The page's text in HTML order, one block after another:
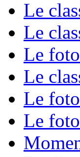
Le
Le
Le
Le
Le
Le